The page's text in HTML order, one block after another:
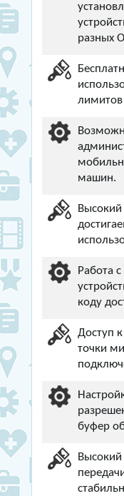
разных
лимитов
машин.
Высокий
Работа
коду
Доступ
точки
буфер
Высокий